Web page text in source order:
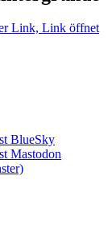
Link, Link öffnet
BlueSky
Mastodon